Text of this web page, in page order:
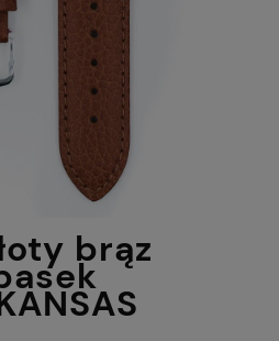
brąz